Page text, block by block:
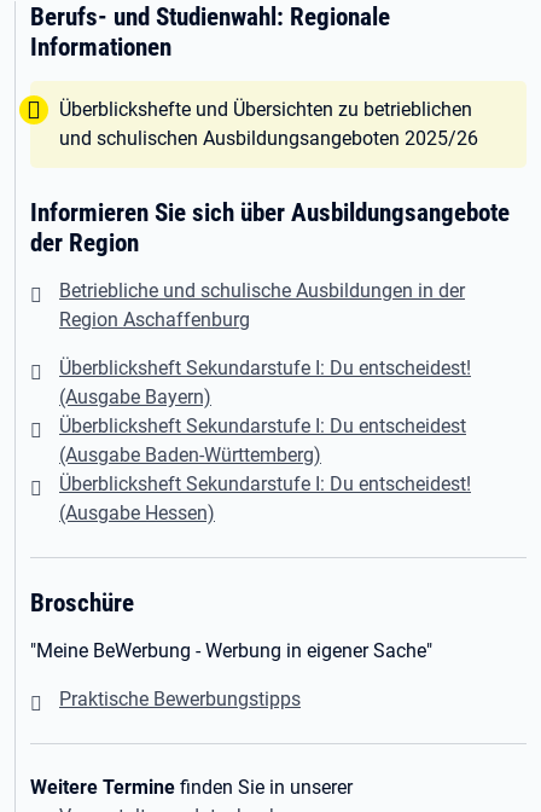
Berufs- und Studienwahl: Regionale
Informationen
Tipp:
Überblickshefte und Übersichten zu betrieblichen
und schulischen Ausbildungsangeboten 2025/26
Informieren Sie sich über Ausbildungsangebote
der Region
Betriebliche und schulische Ausbildungen in der
Region Aschaffenburg
Überblicksheft Sekundarstufe I: Du entscheidest!
(Ausgabe Bayern)
Überblicksheft Sekundarstufe I: Du entscheidest
(Ausgabe Baden-Württemberg)
Überblicksheft Sekundarstufe I: Du entscheidest!
(Ausgabe Hessen)
Broschüre
"Meine BeWerbung - Werbung in eigener Sache"
Praktische Bewerbungstipps
Weitere Termine finden Sie in unserer